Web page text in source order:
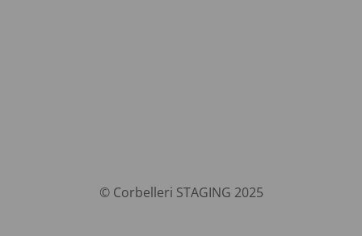
© Corbelleri STAGING 2025